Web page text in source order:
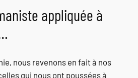
appliquée à
nous revenons en fait à nos
qui nous ont poussées à